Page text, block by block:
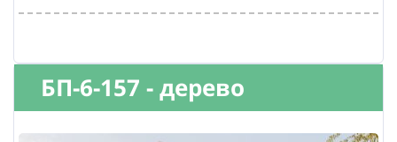
БП-6-157 - дерево